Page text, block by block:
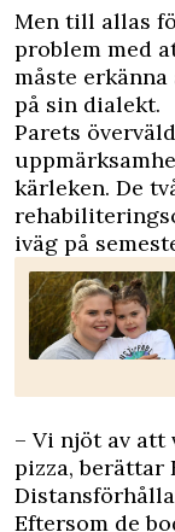
Men till allas
problem med
måste
på sin dialekt.
Parets
kärleken. De
iväg på
– Vi njöt av att
pizza, berättar
Eftersom de